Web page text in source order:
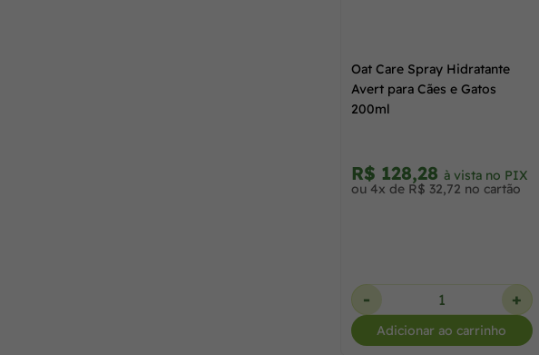
Oat Care Spray Hidratante
Avert para Cães e Gatos
200ml
R$ 128,28 à vista no PIX
ou 4x de R$ 32,72 no cartão
- +
Adicionar ao carrinho